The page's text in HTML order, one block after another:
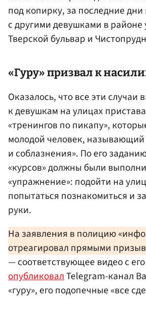
под копирку, за последние
с другими девушками в районе
Тверской бульвар и
«Гуру» призвал к
Оказалось, что все эти случаи
к девушкам на улицах
«тренингов по пикапу»,
молодой человек, называющий
и соблазнения». По его
«курсов» должны были
«упражнение»: подойти на
попытаться познакомиться и
руки.
На заявления в полицию
отреагировал прямыми
— соответствующее видео с
опубликовалTelegram-канал
«гуру», его подопечные «все